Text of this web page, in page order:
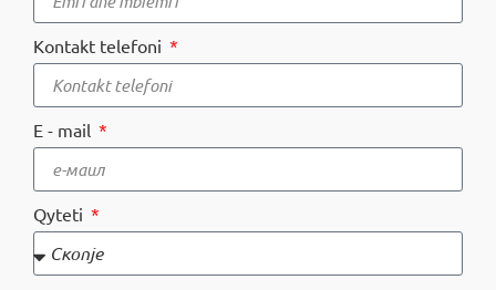
INTERNET
TELEVIZION
MOJ НЕОТЕЛ
Kontakt telefoni
E - mail
Qyteti